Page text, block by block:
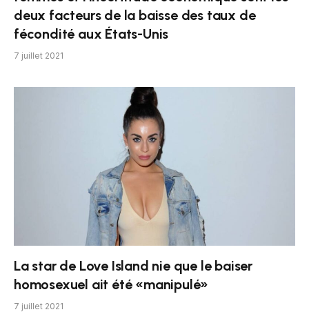
deux facteurs de la baisse des taux de
fécondité aux États-Unis
7 juillet 2021
La star de Love Island nie que le baiser
homosexuel ait été «manipulé»
7 juillet 2021